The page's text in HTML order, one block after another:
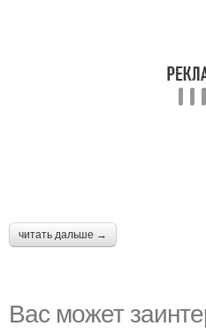
читать дальше →
Вас может